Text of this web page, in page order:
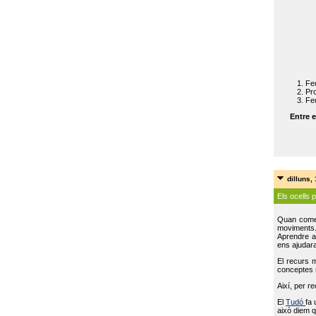
Entre
dilluns,
Els ocells
Quan
Aprendre
ens
El recurs
conceptes
Així, per
ElTudófa
això diem